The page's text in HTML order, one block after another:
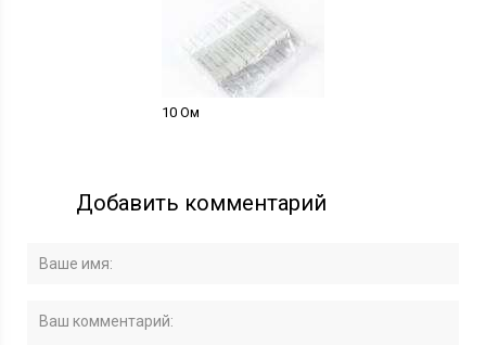
10 Ом
Добавить комментарий